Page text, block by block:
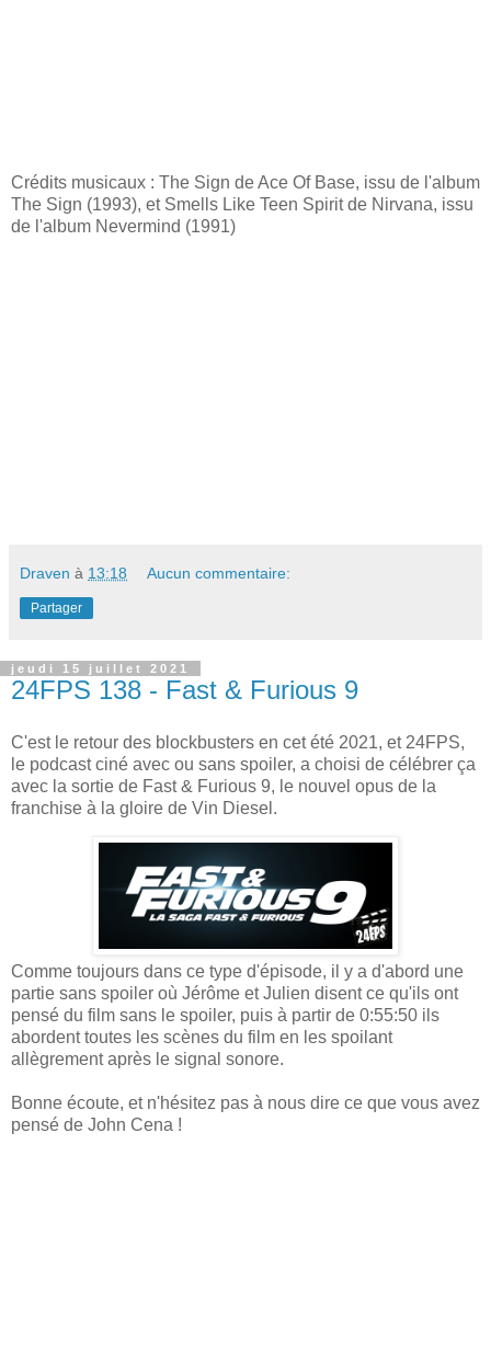
Crédits musicaux : The Sign de Ace Of Base, issu de l'album
The Sign (1993), et Smells Like Teen Spirit de Nirvana, issu
de l'album Nevermind (1991)
Draven à 13:18 Aucun commentaire:
Partager
jeudi 15 juillet 2021
24FPS 138 - Fast & Furious 9
C'est le retour des blockbusters en cet été 2021, et 24FPS,
le podcast ciné avec ou sans spoiler, a choisi de célébrer ça
avec la sortie de Fast & Furious 9, le nouvel opus de la
franchise à la gloire de Vin Diesel.
Comme toujours dans ce type d'épisode, il y a d'abord une
partie sans spoiler où Jérôme et Julien disent ce qu'ils ont
pensé du film sans le spoiler, puis à partir de 0:55:50 ils
abordent toutes les scènes du film en les spoilant
allègrement après le signal sonore.
Bonne écoute, et n'hésitez pas à nous dire ce que vous avez
pensé de John Cena !